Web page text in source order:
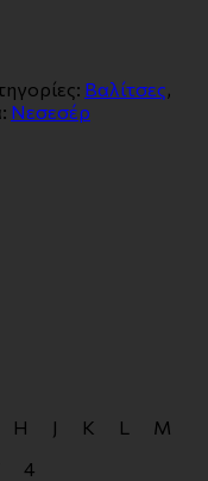
Βαλίτσες
Νεσεσέρ
H J K L
M
4